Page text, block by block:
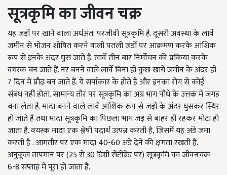
सूत्रकृमि का जीवन चक्र
यह जड़ों पर खाने वाला अर्धअंत: परजीवी सूत्रकृमि है. दूसरी अवस्था के लार्वे
जमीन से भोजन शोषित करने वाली पतली जड़ों पर आक्रमण करके आंशिक
रूप से इनके अंदर घुस जाते हैं. लार्वे तीन बार निर्मोचन की प्रकिया करके
वयस्क बन जाते हैं. नर बनने वाले लार्वे बिना ही कुछ खाये जमीन के अंदर ही
7 दिन में प्रौढ़ बन जाते हैं. ये सर्पाकार के होते हैं और इनका रोग से कोई
संबंध नहीं होता. सामान्य तौर पर सूत्रकृमि का अग्र भाग पौधे के उत्तक में जगह
बना लेता है. मादा बनने वाले लार्वे आंशिक रूप से जड़ों के अंदर घुसकर स्थिर
हो जाते हैं तथा मादा सूत्रकृमि का पिछला भाग जड़ से बाहर ही रहकर मोटा हो
जाता है. वयस्क मादा एक श्लेषी पदार्थ उत्पन्न करती है, जिसमें यह अंडे जमा
करती है . आमतौर पर एक मादा 40-60 अंडे देने की क्षमता रखती है.
अनुकूल तापमान पर (25 से 30 डिग्री सेंटीग्रेड पर) सूत्रकृमि का जीवनचक्र
6-8 सप्ताह में पूरा हो जाता है.